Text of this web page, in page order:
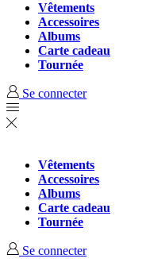
Vêtements
Accessoires
Albums
Carte cadeau
Tournée
Se connecter
Vêtements
Accessoires
Albums
Carte cadeau
Tournée
Se connecter